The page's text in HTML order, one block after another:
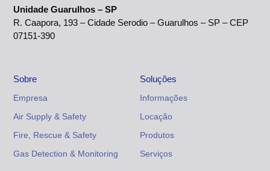
Unidade Guarulhos – SP
R. Caapora, 193 – Cidade Serodio – Guarulhos – SP – CEP
07151-390
Sobre
Empresa
Air Supply & Safety
Fire, Rescue & Safety
Gas Detection & Monitoring
Soluções
Informações
Locação
Produtos
Serviços